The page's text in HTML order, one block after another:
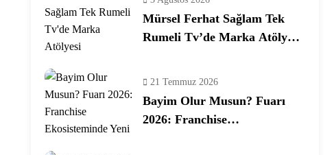
Mürsel Ferhat Sağlam Tek
Rumeli Tv’de Marka Atölyesi
21 Temmuz 2026
Bayim Olur Musun? Fuarı
2026: Franchise